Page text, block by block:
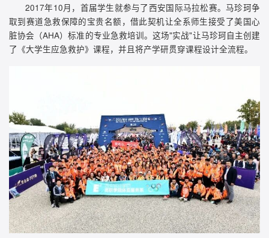
2017年10月，首届学生就参与了西安国际马拉松赛。马珍珂争
取到赛道急救保障的宝贵名额，借此契机让全系师生接受了美国心
脏协会（AHA）标准的专业急救培训。这场"实战"让马珍珂自主创建
了《大学生应急救护》课程，并且将产学研贯穿课程设计全流程。